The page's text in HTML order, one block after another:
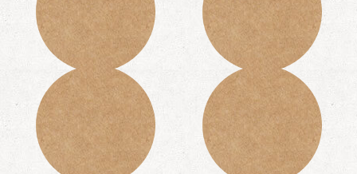
BIFTEK
40,00 KM
PILEĆI FILE
14,00 KM